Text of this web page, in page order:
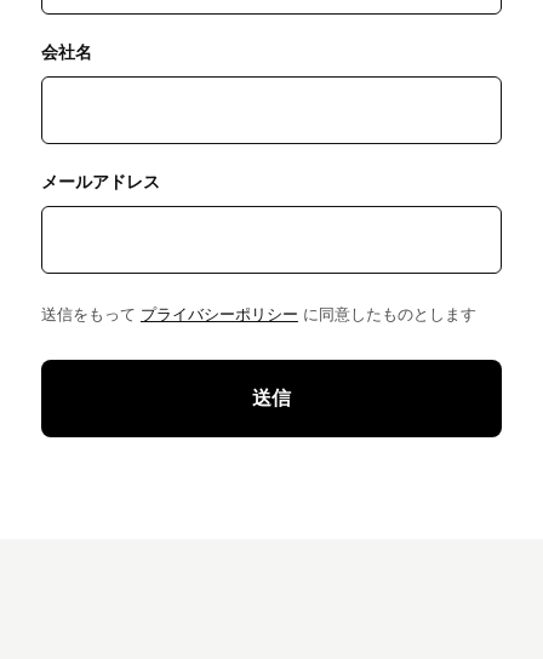
会社名
メールアドレス
送信をもって プライバシーポリシー に同意したものとします